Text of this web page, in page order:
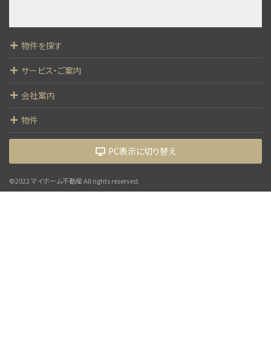
3,280万円
物件を探す
サービス・ご案内
会社案内
物件
PC表示に切り替え
©2022 マイホーム不動産 All rights reserved.